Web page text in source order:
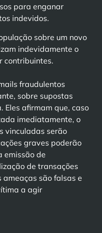
para enganar
indevidos.
sobre um novo
indevidamente o
contribuintes.
fraudulentos
sobre supostas
Eles afirmam que, caso
imediatamente, o
vinculadas serão
graves poderão
emissão de
de transações
ameaças são falsas e
a agir